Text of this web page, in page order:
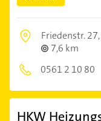
Friedenstr. 27,
7,6 km
0561 2 10 80
HKW